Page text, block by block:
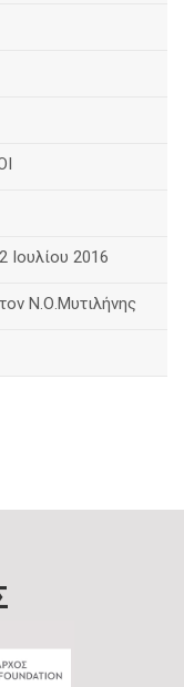
Ιουλίου 2016
Ν.Ο.Μυτιλήνης